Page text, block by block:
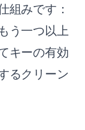
組みです：
う一つ以上
キーの有効
るクリーン